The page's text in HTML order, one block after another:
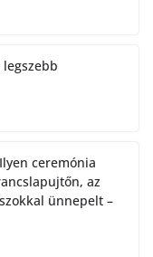
ceremónia
az
ünnepelt –